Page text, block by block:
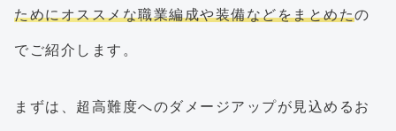
ためにオススメな職業編成や装備などをまとめたの
でご紹介します。
まずは、超高難度へのダメージアップが見込めるお